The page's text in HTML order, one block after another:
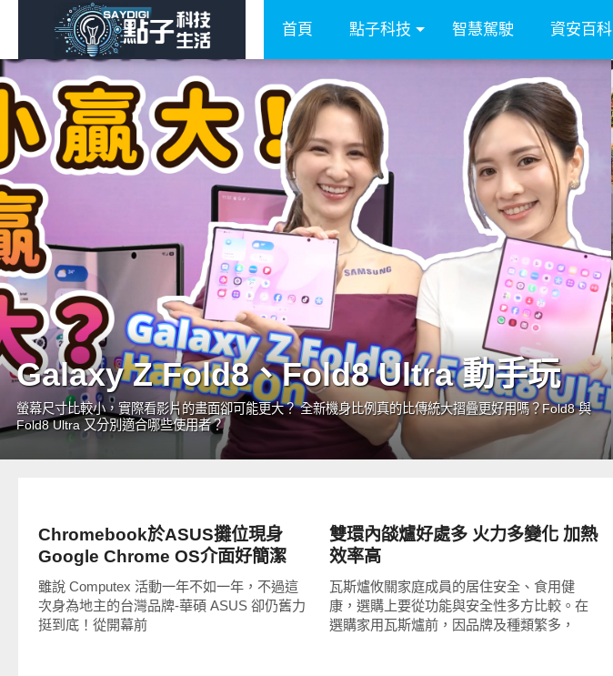
首頁 點子科技 智慧駕駛 資安百科
Galaxy Z Fold8、Fold8 Ultra 動手玩
螢幕尺寸比較小，實際看影片的畫面卻可能更大？ 全新機身比例真的比傳統大摺疊更好用嗎？Fold8 與
Fold8 Ultra 又分別適合哪些使用者？
Chromebook於ASUS攤位現身
Google Chrome OS介面好簡潔
雖說 Computex 活動一年不如一年，不過這
次身為地主的台灣品牌-華碩 ASUS 卻仍舊力
挺到底！從開幕前
雙環內燄爐好處多 火力多變化 加熱
效率高
瓦斯爐攸關家庭成員的居住安全、食用健
康，選購上要從功能與安全性多方比較。在
選購家用瓦斯爐前，因品牌及種類繁多，